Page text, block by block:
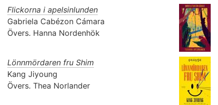
Flickorna i apelsinlunden
Gabriela Cabézon Cámara
Övers. Hanna Nordenhök
Lönnmördaren fru Shim
Kang Jiyoung
Övers. Thea Norlander